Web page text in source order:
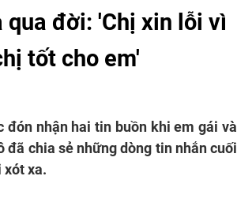
đời: 'Chị xin lỗi vì
tốt cho em'
đón nhận hai tin buồn khi em gái và
đã chia sẻ những dòng tin nhắn cuối
xót xa.